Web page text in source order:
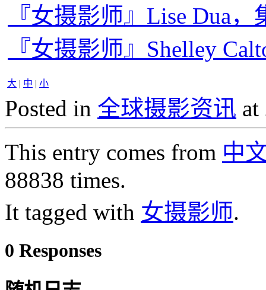
『女摄影师』Lise Dua
『女摄影师』Shelley
大 | 中 | 小
Posted in 全球摄影资讯 at
This entry comes from 中
88838 times.
It tagged with 女摄影师.
0 Responses